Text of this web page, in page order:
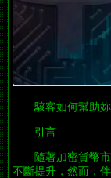
駭客如何幫助
引言
隨著加密貨幣
不斷提升，然而，